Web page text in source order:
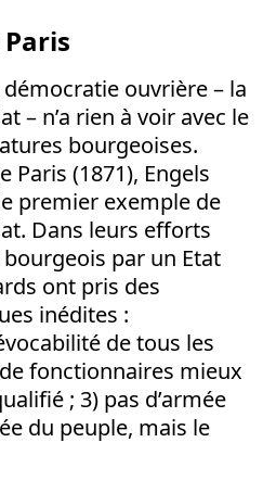
ouvrière – la
– n’a rien à voir avec le
bourgeoises.
Paris (1871), Engels
premier exemple de
Dans leurs efforts
par un Etat
ont pris des
inédites :
de tous les
fonctionnaires mieux
; 3) pas d’armée
du peuple, mais le